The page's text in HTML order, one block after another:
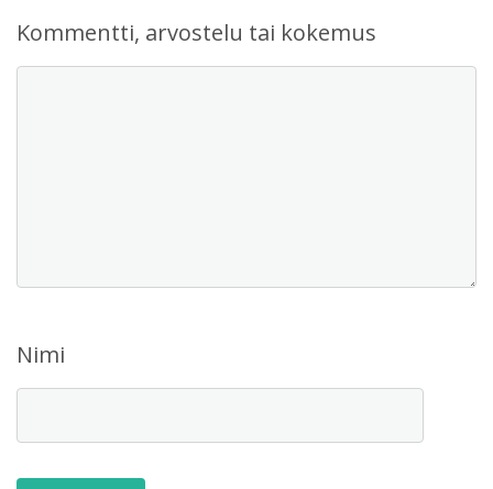
Kommentti, arvostelu tai kokemus
Nimi